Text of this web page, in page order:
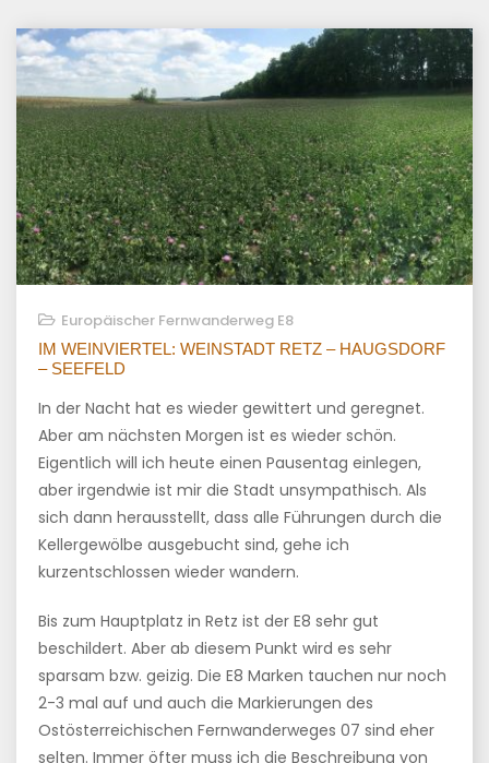
Europäischer Fernwanderweg E8
IM WEINVIERTEL: WEINSTADT RETZ – HAUGSDORF
– SEEFELD
In der Nacht hat es wieder gewittert und geregnet.
Aber am nächsten Morgen ist es wieder schön.
Eigentlich will ich heute einen Pausentag einlegen,
aber irgendwie ist mir die Stadt unsympathisch. Als
sich dann herausstellt, dass alle Führungen durch die
Kellergewölbe ausgebucht sind, gehe ich
kurzentschlossen wieder wandern.
Bis zum Hauptplatz in Retz ist der E8 sehr gut
beschildert. Aber ab diesem Punkt wird es sehr
sparsam bzw. geizig. Die E8 Marken tauchen nur noch
2-3 mal auf und auch die Markierungen des
Ostösterreichischen Fernwanderweges 07 sind eher
selten. Immer öfter muss ich die Beschreibung von